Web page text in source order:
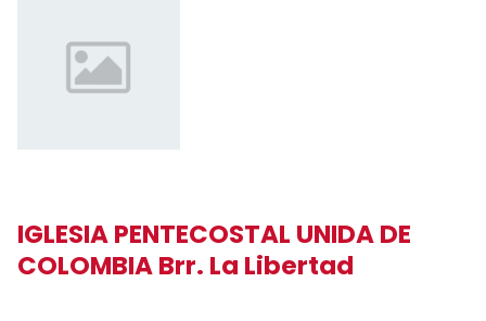
IGLESIA PENTECOSTAL UNIDA DE
COLOMBIA Brr. La Libertad